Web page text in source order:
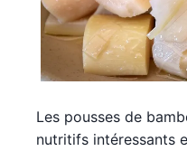
Les pousses de
nutritifs intéressants